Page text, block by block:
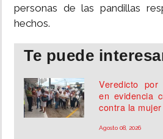
personas de las pandillas
hechos.
Te puede
Veredicto por
en evidencia
contra la mujer
Agosto 08, 2026